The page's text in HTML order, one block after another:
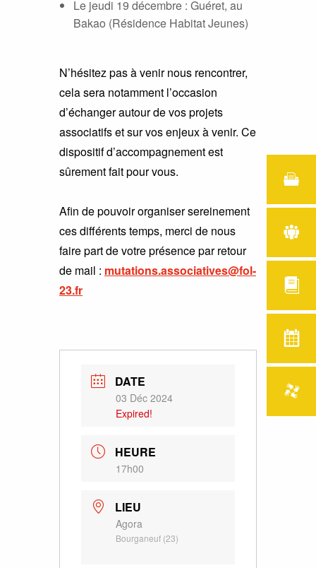
Le jeudi 19 décembre : Guéret, au
Bakao (Résidence Habitat Jeunes)
N’hésitez pas à venir nous rencontrer,
cela sera notamment l’occasion
d’échanger autour de vos projets
associatifs et sur vos enjeux à venir. Ce
dispositif d’accompagnement est
sûrement fait pour vous.
Afin de pouvoir organiser sereinement
ces différents temps, merci de nous
faire part de votre présence par retour
de mail : mutations.associatives@fol-
23.fr
DATE
03 Déc 2024
Expired!
HEURE
17h00
LIEU
Agora
Bourganeuf (23)